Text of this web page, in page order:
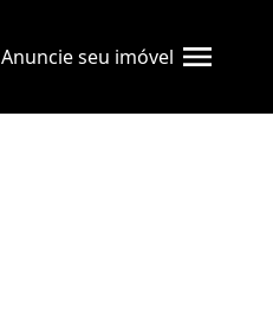
Anuncie seu imóvel